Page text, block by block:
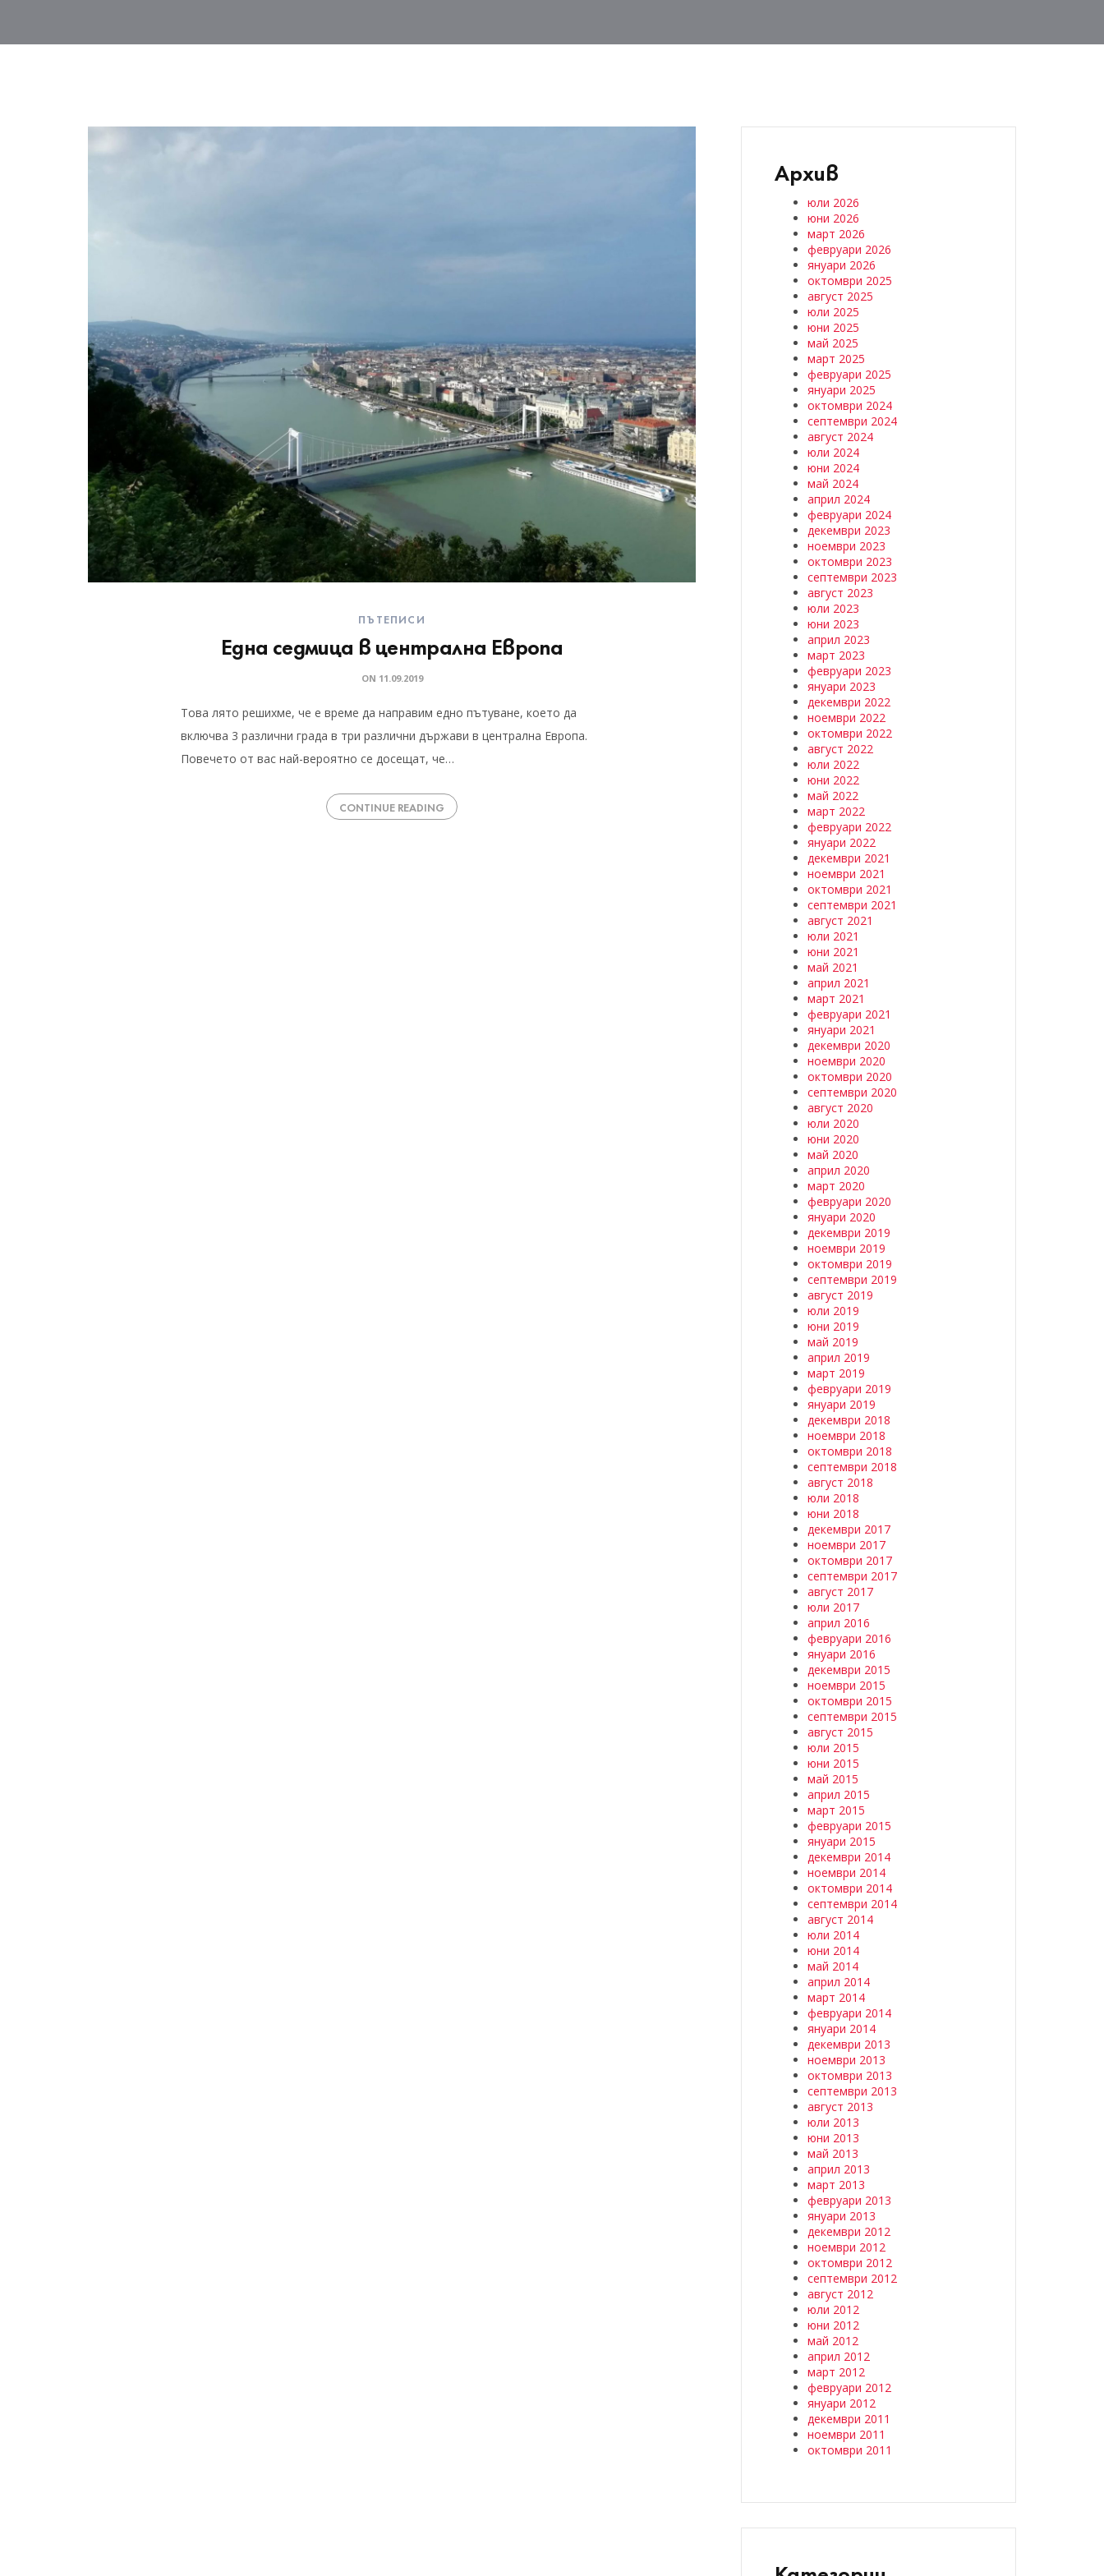
ПЪТЕПИСИ
Една седмица в централна Европа
ON 11.09.2019
Това лято решихме, че е време да направим едно пътуване, което да
включва 3 различни града в три различни държави в централна Европа.
Повечето от вас най-вероятно се досещат, че…
CONTINUE READING
Архив
юли 2026
юни 2026
март 2026
февруари 2026
януари 2026
октомври 2025
август 2025
юли 2025
юни 2025
май 2025
март 2025
февруари 2025
януари 2025
октомври 2024
септември 2024
август 2024
юли 2024
юни 2024
май 2024
април 2024
февруари 2024
декември 2023
ноември 2023
октомври 2023
септември 2023
август 2023
юли 2023
юни 2023
април 2023
март 2023
февруари 2023
януари 2023
декември 2022
ноември 2022
октомври 2022
август 2022
юли 2022
юни 2022
май 2022
март 2022
февруари 2022
януари 2022
декември 2021
ноември 2021
октомври 2021
септември 2021
август 2021
юли 2021
юни 2021
май 2021
април 2021
март 2021
февруари 2021
януари 2021
декември 2020
ноември 2020
октомври 2020
септември 2020
август 2020
юли 2020
юни 2020
май 2020
април 2020
март 2020
февруари 2020
януари 2020
декември 2019
ноември 2019
октомври 2019
септември 2019
август 2019
юли 2019
юни 2019
май 2019
април 2019
март 2019
февруари 2019
януари 2019
декември 2018
ноември 2018
октомври 2018
септември 2018
август 2018
юли 2018
юни 2018
декември 2017
ноември 2017
октомври 2017
септември 2017
август 2017
юли 2017
април 2016
февруари 2016
януари 2016
декември 2015
ноември 2015
октомври 2015
септември 2015
август 2015
юли 2015
юни 2015
май 2015
април 2015
март 2015
февруари 2015
януари 2015
декември 2014
ноември 2014
октомври 2014
септември 2014
август 2014
юли 2014
юни 2014
май 2014
април 2014
март 2014
февруари 2014
януари 2014
декември 2013
ноември 2013
октомври 2013
септември 2013
август 2013
юли 2013
юни 2013
май 2013
април 2013
март 2013
февруари 2013
януари 2013
декември 2012
ноември 2012
октомври 2012
септември 2012
август 2012
юли 2012
юни 2012
май 2012
април 2012
март 2012
февруари 2012
януари 2012
декември 2011
ноември 2011
октомври 2011